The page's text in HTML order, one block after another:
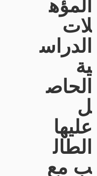
المؤه
لات
الدراس
ية
الحاص
ل
عليها
الطال
ب مع